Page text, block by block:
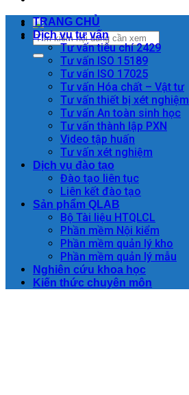
TRANG CHỦ
Dịch vụ tư vấn
Tư vấn tiêu chí 2429
Tư vấn ISO 15189
Tư vấn ISO 17025
Tư vấn Hóa chất – Vật tư
Tư vấn thiết bị xét nghiệm
Tư vấn An toàn sinh học
Tư vấn thành lập PXN
Video tập huấn
Tư vấn xét nghiệm
Dịch vụ đào tạo
Đào tạo liên tục
Liên kết đào tạo
Sản phẩm QLAB
Bộ Tài liệu HTQLCL
Phần mềm Nội kiểm
Phần mềm quản lý kho
Phần mềm quản lý mẫu
Nghiên cứu khoa học
Kiến thức chuyên môn